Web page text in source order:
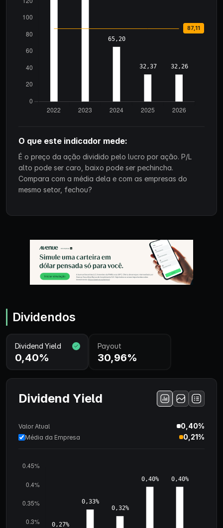
O que este indicador mede:
É o preço da ação dividido pelo lucro por ação. P/L
alto pode ser caro, baixo pode ser pechincha.
Compara com a média dela e com as empresas do
mesmo setor, fechou?
Dividendos
Dividend Yield
0,40%
Payout
30,96%
Dividend Yield
Valor Atual 0,40%
Média da Empresa 0,21%